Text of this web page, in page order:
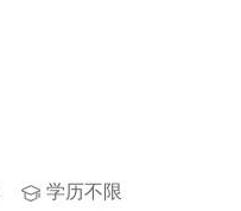
学历不限